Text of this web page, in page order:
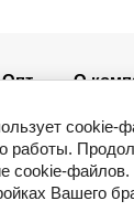
Опт О
cookie-
работы.
cookie-
Вашего